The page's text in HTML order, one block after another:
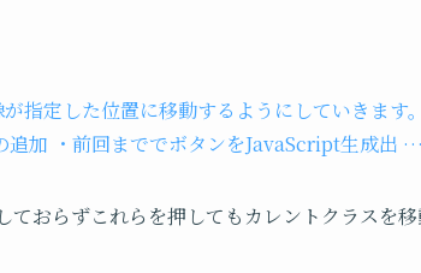
指定した位置に移動するようにしていきます
追加 ・前回まででボタンをJavaScript生成出
おらずこれらを押してもカレントクラスを